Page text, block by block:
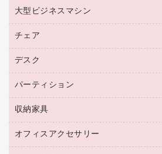
トナーカートリッジ
コピートナー
インクカートリッジ
プロッター用紙
ハガキ用紙
その他コピー用紙・プリンタ用紙
コピー用紙
マウス
パソコンバッグ／収納用品
ネットワーク／ＬＡＮ機器
ネットワーク／ＬＡＮアクセサリー
セキュリティ用品
レーザープリンタ／複合機
メモリーカード
プロジェクタ
ファクシミリ
デジタルカメラ
スキャナー
コピー機
ブルーレイディスク
ＣＤ－ＲＷ
ＣＤ－Ｒ
メディア収納用品
大型ビジネスマシン
プリンタ
チェア
応接イス・ベンチ
オフィスチェア
デスク
ミーティングテーブル
デスク
カウンター
パーティション
ホワイトボード・黒板
収納家具
保管庫・書庫
オフィスアクセサリー